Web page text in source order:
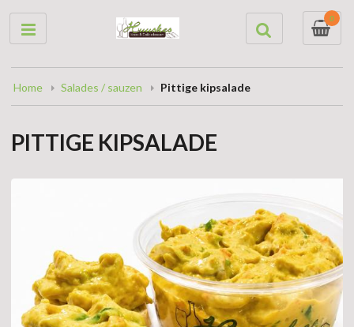
0
Home Salades / sauzen Pittige kipsalade
PITTIGE KIPSALADE